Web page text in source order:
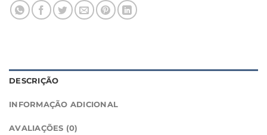
DESCRIÇÃO
INFORMAÇÃO ADICIONAL
AVALIAÇÕES (0)